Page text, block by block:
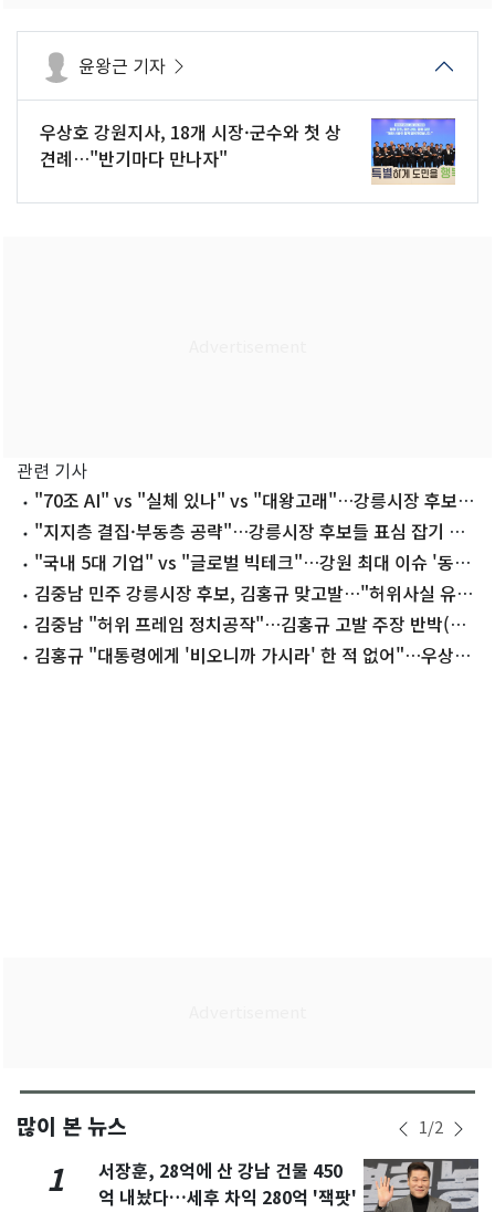
윤왕근 기자
우상호 강원지사, 18개 시장·군수와 첫 상
견례…"반기마다 만나자"
관련 기사
"70조 AI" vs "실체 있나" vs "대왕고래"…강릉시장 후보,
데이터센터 두고 '난타전'
"지지층 결집·부동층 공략"…강릉시장 후보들 표심 잡기 잰
걸음"국내 5대 기업" vs "글로벌 빅테크"…강원 최대 이슈 '동해
안 AI 전쟁'
김중남 민주 강릉시장 후보, 김홍규 맞고발…"허위사실 유
포"김중남 "허위 프레임 정치공작"…김홍규 고발 주장 반박(종
합)김홍규 "대통령에게 '비오니까 가시라' 한 적 없어"…우상호
많이 본 뉴스 1/2
1
서장훈, 28억에 산 강남 건물 450
억 내놨다…세후 차익 280억 '잭팟'